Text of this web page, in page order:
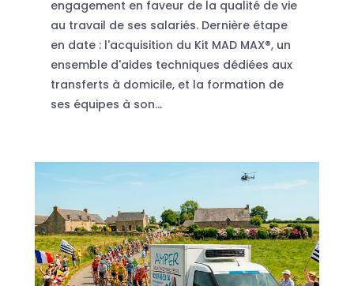
engagement en faveur de la qualité de vie
au travail de ses salariés. Dernière étape
en date : l'acquisition du Kit MAD MAX®, un
ensemble d'aides techniques dédiées aux
transferts à domicile, et la formation de
ses équipes à son...